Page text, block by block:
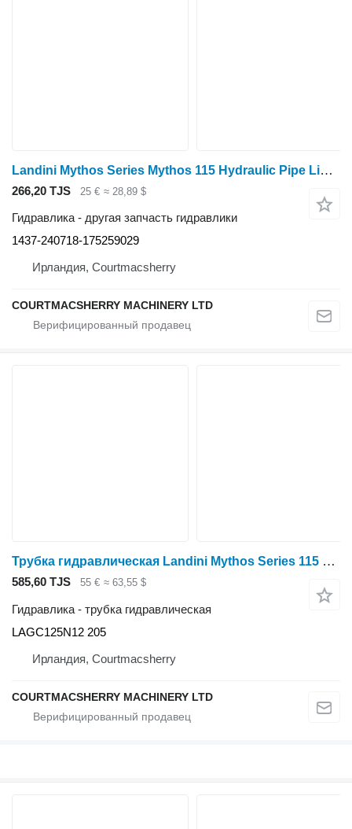
Landini Mythos Series Mythos 115 Hydraulic Pipe Line 1437-240718-175259029 для трактора колесного
266,20 TJS 25 € ≈ 28,89 $
Гидравлика - другая запчасть гидравлики
1437-240718-175259029
Ирландия, Courtmacsherry
COURTMACSHERRY MACHINERY LTD
Трубка гидравлическая Landini Mythos Series 115 Hydraulic Oil Pipes Hoses. Please Check The Ph LAGC125N12 205 для трактора колесного
585,60 TJS 55 € ≈ 63,55 $
Гидравлика - трубка гидравлическая
LAGC125N12 205
Ирландия, Courtmacsherry
COURTMACSHERRY MACHINERY LTD